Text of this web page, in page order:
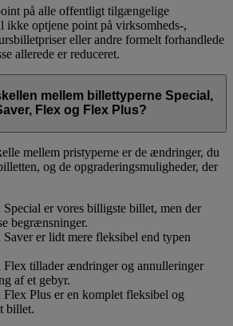
på alle offentligt tilgængelige
ikke optjene point på virksomheds-,
eller andre formelt forhandlede
allerede er reduceret.
mellem billettyperne Special,
Flex og Flex Plus?
mellem pristyperne er de ændringer, du
og de opgraderingsmuligheder, der
er vores billigste billet, men der
begrænsninger.
er lidt mere fleksibel end typen
tillader ændringer og annulleringer
af et gebyr.
Plus er en komplet fleksibel og
billet.